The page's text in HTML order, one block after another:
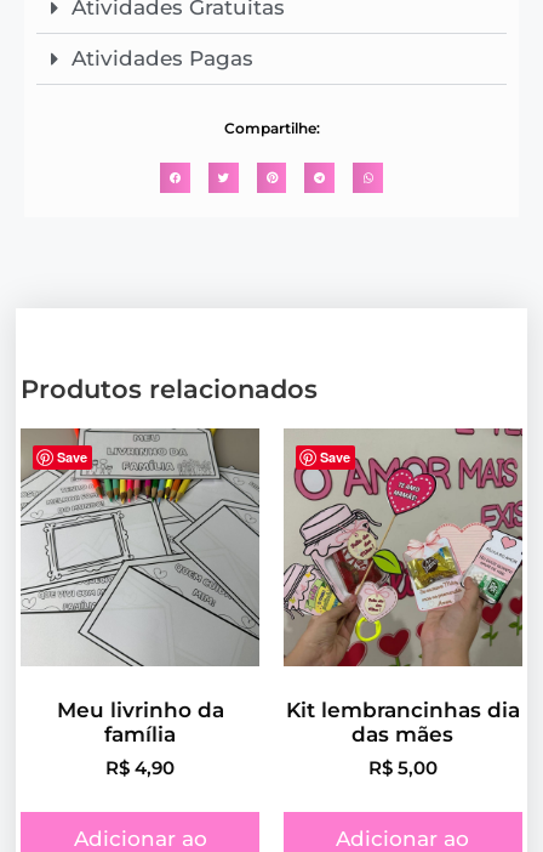
Atividades Gratuitas
Atividades Pagas
Compartilhe:
Produtos relacionados
Save
Meu livrinho da
família
R$ 4,90
Adicionar ao
Save
Kit lembrancinhas dia
das mães
R$5,00
Adicionar ao